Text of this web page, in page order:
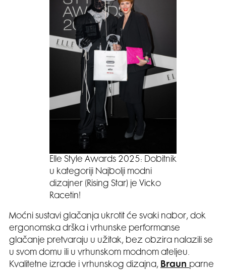
Elle Style Awards 2025: Dobitnik
u kategoriji Najbolji modni
dizajner (Rising Star) je Vicko
Racetin!
Moćni sustavi glačanja ukrotit će svaki nabor, dok
ergonomska drška i vrhunske performanse
glačanje pretvaraju u užitak, bez obzira nalazili se
u svom domu ili u vrhunskom modnom ateljeu.
Kvalitetne izrade i vrhunskog dizajna, Braun parne